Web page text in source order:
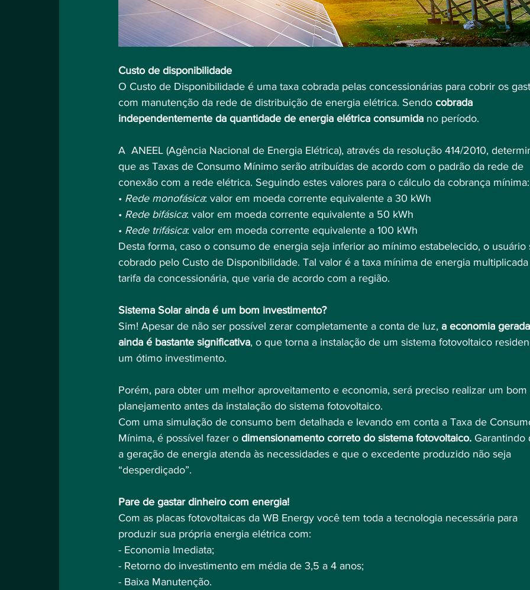
Custo de disponibilidade
O Custo de Disponibilidade é uma taxa cobrada pelas concessionárias para cobrir os
com manutenção da rede de distribuição de energia elétrica. Sendo cobrada
independentemente da quantidade de energia elétrica consumida no período.
A  ANEEL (Agência Nacional de Energia Elétrica), através da resolução 414/2010,
que as Taxas de Consumo Mínimo serão atribuídas de acordo com o padrão da rede de
conexão com a rede elétrica. Seguindo estes valores para o cálculo da cobrança mínima:
• Rede monofásica: valor em moeda corrente equivalente a 30 kWh
• Rede bifásica: valor em moeda corrente equivalente a 50 kWh
• Rede trifásica: valor em moeda corrente equivalente a 100 kWh
Desta forma, caso o consumo de energia seja inferior ao mínimo estabelecido, o
cobrado pelo Custo de Disponibilidade. Tal valor é a taxa mínima de energia
tarifa da concessionária, que varia de acordo com a região.
Sistema Solar ainda é um bom investimento?
Sim! Apesar de não ser possível zerar completamente a conta de luz, a economia
ainda é bastante significativa, o que torna a instalação de um sistema fotovoltaico
um ótimo investimento.
Porém, para obter um melhor aproveitamento e economia, será preciso realizar um bom
planejamento antes da instalação do sistema fotovoltaico.
Com uma simulação de consumo bem detalhada e levando em conta a Taxa de
Mínima, é possível fazer o dimensionamento correto do sistema fotovoltaico.
a geração de energia atenda às necessidades e que o excedente produzido não seja
“desperdiçado”.
Pare de gastar dinheiro com energia!
Com as placas fotovoltaicas da WB Energy você tem toda a tecnologia necessária para
produzir sua própria energia elétrica com:⠀
- Economia Imediata;⠀
- Retorno do investimento em média de 3,5 a 4 anos;⠀
- Baixa Manutenção.⠀